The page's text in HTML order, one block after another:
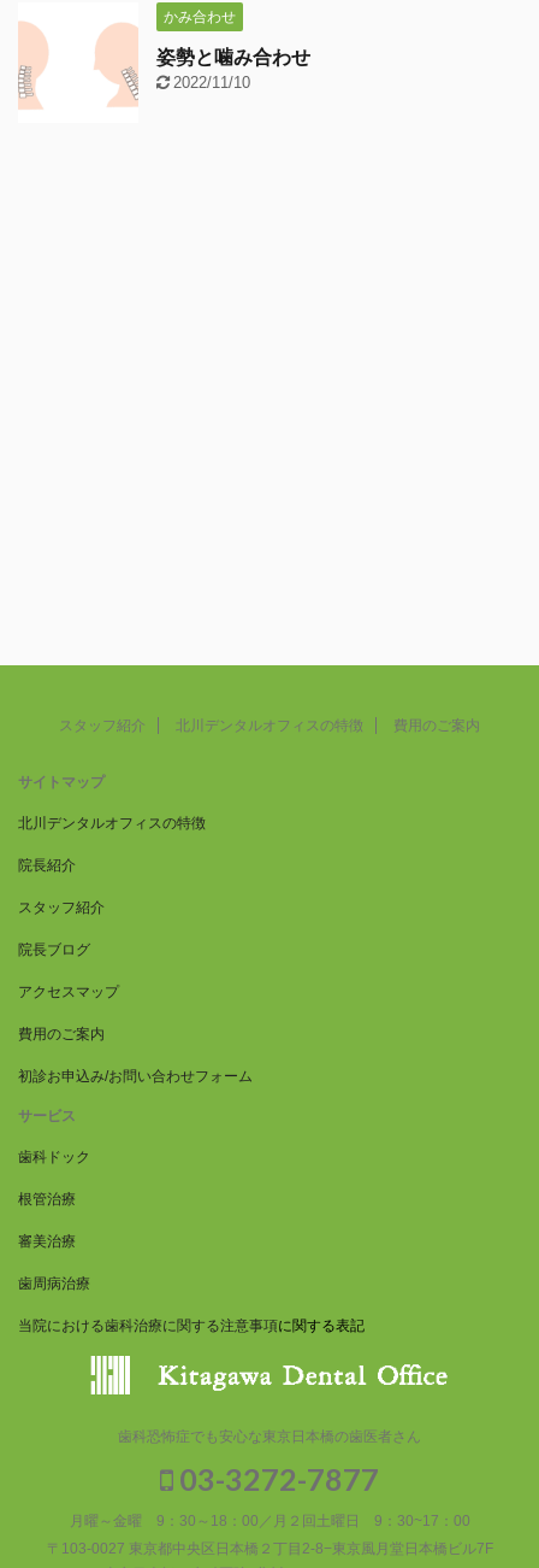
かみ合わせ
姿勢と噛み合わせ
2022/11/10
スタッフ紹介 北川デンタルオフィスの特徴 費用のご案内
サイトマップ
北川デンタルオフィスの特徴
院長紹介
スタッフ紹介
院長ブログ
アクセスマップ
費用のご案内
初診お申込み/お問い合わせフォーム
サービス
歯科ドック
根管治療
審美治療
歯周病治療
当院における歯科治療に関する注意事項に関する表記
歯科恐怖症でも安心な東京日本橋の歯医者さん
03-3272-7877
月曜～金曜 9：30～18：00／月２回土曜日 9：30~17：00
〒103-0027 東京都中央区日本橋２丁目2-8−東京風月堂日本橋ビル7F